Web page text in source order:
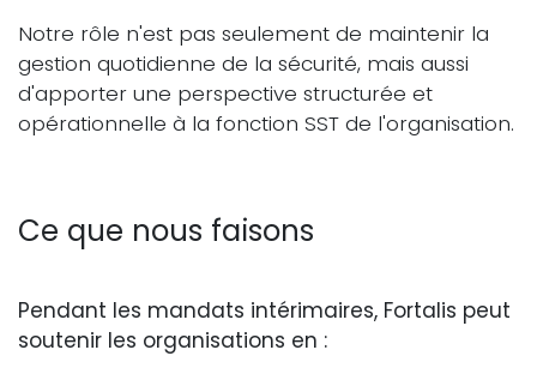
Notre rôle n'est pas seulement de maintenir la
gestion quotidienne de la sécurité, mais aussi
d'apporter une perspective structurée et
opérationnelle à la fonction SST de l'organisation.
Ce que nous faisons
Pendant les mandats intérimaires, Fortalis peut
soutenir les organisations en :